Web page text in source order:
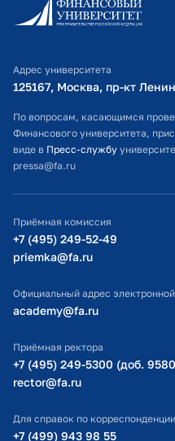
Личный кабинет
Оплата обучения
Расписание занятий
Студенческий офис
Официальный адрес
Министерство
Министерство науки и
Адрес университета
125167, Москва, пр-кт
По вопросам, касающимся
Финансового университета,
виде в Пресс-службу
pressa@fa.ru
Приёмная комиссия
+7 (495) 249-52-49
priemka@fa.ru
Официальный адрес
academy@fa.ru
Приёмная ректора
+7 (495) 249-5300 (доб.
rector@fa.ru
Для справок по корреспонденции
+7 (499) 943 98 55